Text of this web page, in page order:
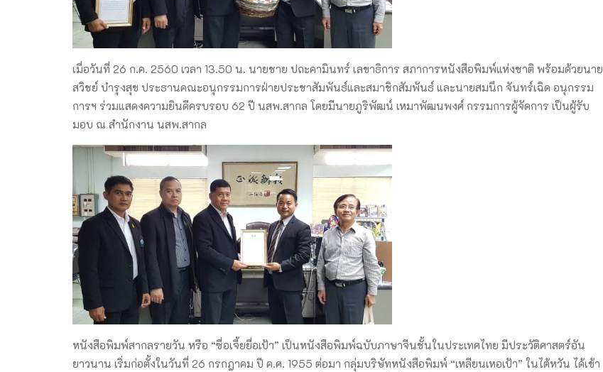
เมื่อวันที่ 26 ก.ค. 2560 เวลา 13.50 น. นายชาย ปถะคามินทร์ เลขาธิการ สภาการหนังสือพิมพ์แห่งชาติ พร้อมด้วยนาย
สวิชย์ บำรุงสุข ประธานคณะอนุกรรมการฝ่ายประชาสัมพันธ์และสมาชิกสัมพันธ์ และนายสมนึก จันทร์เฉิด อนุกรรม
การฯ ร่วมแสดงความยินดีครบรอบ 62 ปี นสพ.สากล โดยมีนายภูริพัฒน์ เหมาพัฒนพงศ์ กรรมการผู้จัดการ เป็นผู้รับ
มอบ ณ สำนักงาน นสพ.สากล
หนังสือพิมพ์สากลรายวัน หรือ “ซื่อเจี้ยยื่อเป้า” เป็นหนังสือพิมพ์ฉบับภาษาจีนชั้นในประเทศไทย มีประวัติศาสตร์อัน
ยาวนาน เริ่มก่อตั้งในวันที่ 26 กรกฎาคม ปี ค.ศ. 1955 ต่อมา กลุ่มบริษัทหนังสือพิมพ์ “เหลียนเหอเป้า” ในไต้หวัน ได้เข้า